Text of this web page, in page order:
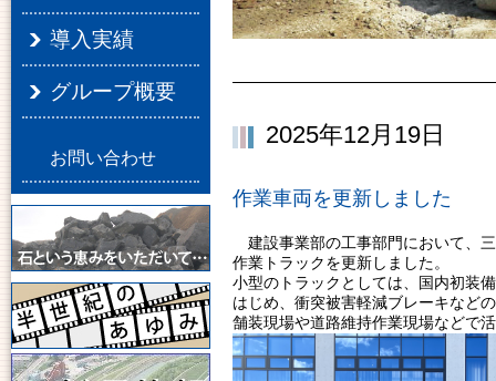
導入実績
グループ概要
お問い合わせ
2025年12月19日
作業車両を更新しました
建設事業部の工事部門において、
作業トラックを更新しました。
小型のトラックとしては、国内初装
はじめ、衝突被害軽減ブレーキなど
舗装現場や道路維持作業現場などで